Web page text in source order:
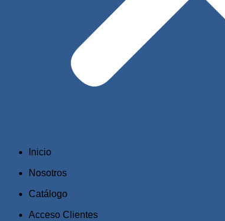
Inicio
Nosotros
Catálogo
Acceso Clientes